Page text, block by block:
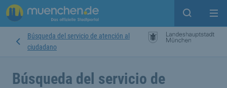
Open
Búsqueda del servicio de atención al
ciudadano
Búsqueda del servicio de